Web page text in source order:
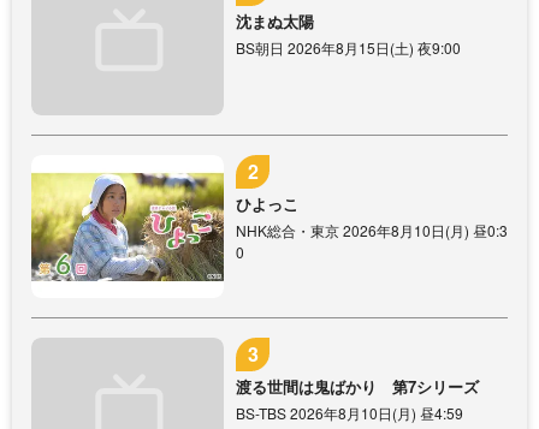
沈まぬ太陽
BS朝日 2026年8月15日(土) 夜9:00
ひよっこ
NHK総合・東京 2026年8月10日(月) 昼0:3
0
渡る世間は鬼ばかり 第7シリーズ
BS-TBS 2026年8月10日(月) 昼4:59